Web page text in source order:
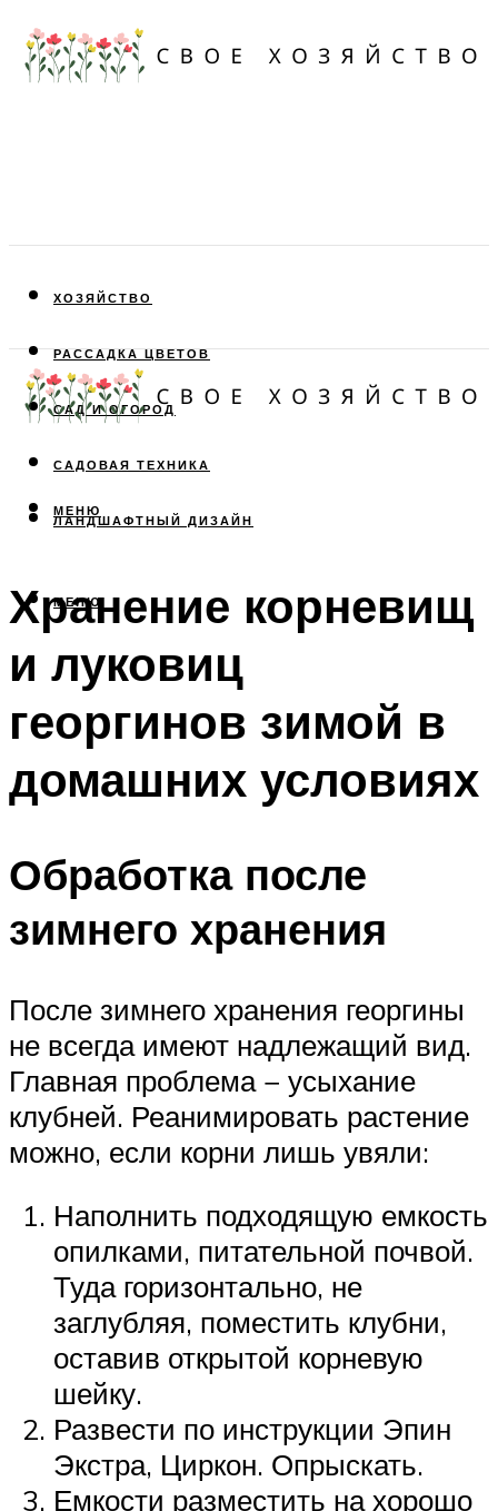
ХОЗЯЙСТВО
РАССАДКА ЦВЕТОВ
САД И ОГОРОД
САДОВАЯ ТЕХНИКА
ЛАНДШАФТНЫЙ ДИЗАЙН
МЕНЮ
МЕНЮ
Хранение корневищ
и луковиц
георгинов зимой в
домашних условиях
Обработка после
зимнего хранения
После зимнего хранения георгины
не всегда имеют надлежащий вид.
Главная проблема − усыхание
клубней. Реанимировать растение
можно, если корни лишь увяли:
Наполнить подходящую емкость
опилками, питательной почвой.
Туда горизонтально, не
заглубляя, поместить клубни,
оставив открытой корневую
шейку.
Развести по инструкции Эпин
Экстра, Циркон. Опрыскать.
Емкости разместить на хорошо